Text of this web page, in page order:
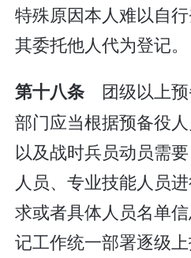
特殊原因本人难以自
其委托他人代为登记。
第十八条 团级以上
部门应当根据预备役
以及战时兵员动员需
人员、专业技能人员
求或者具体人员名单
记工作统一部署逐级